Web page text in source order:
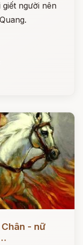
người nên
- nữ